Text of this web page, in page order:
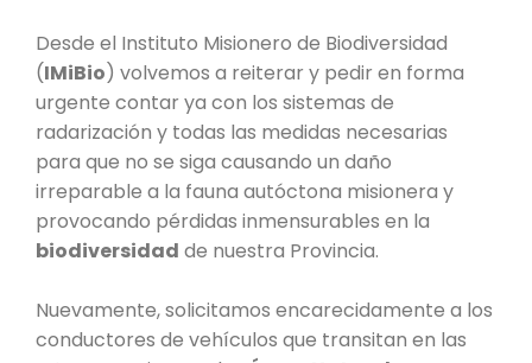
CONTACTO
Desde el Instituto Misionero de Biodiversidad
(IMiBio) volvemos a reiterar y pedir en forma
urgente contar ya con los sistemas de
radarización y todas las medidas necesarias
para que no se siga causando un daño
irreparable a la fauna autóctona misionera y
provocando pérdidas inmensurables en la
biodiversidad de nuestra Provincia.
Nuevamente, solicitamos encarecidamente a los
conductores de vehículos que transitan en las